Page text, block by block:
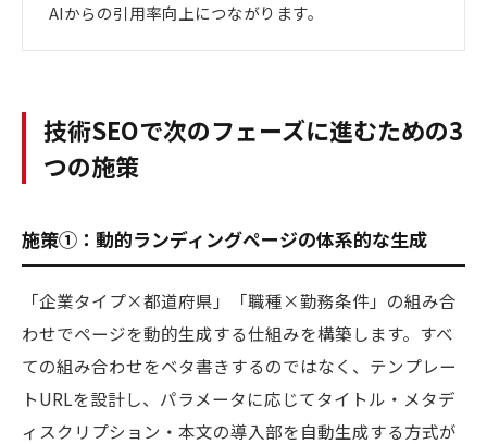
AIからの引用率向上につながります。
技術SEOで次のフェーズに進むための3
つの施策
施策①：動的ランディングページの体系的な生成
「企業タイプ×都道府県」「職種×勤務条件」の組み合
わせでページを動的生成する仕組みを構築します。すべ
ての組み合わせをベタ書きするのではなく、テンプレー
トURLを設計し、パラメータに応じてタイトル・メタデ
ィスクリプション・本文の導入部を自動生成する方式が